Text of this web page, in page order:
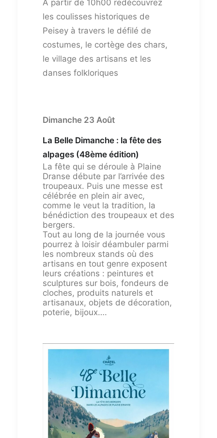
A partir de 10h00 redécouvrez
les coulisses historiques de
Peisey à travers le défilé de
costumes, le cortège des chars,
le village des artisans et les
danses folkloriques
Dimanche 23 Août
La Belle Dimanche : la fête des
alpages (48ème édition)
La fête qui se déroule à Plaine
Dranse débute par l’arrivée des
troupeaux. Puis une messe est
célébrée en plein air avec,
comme le veut la tradition, la
bénédiction des troupeaux et des
bergers.
Tout au long de la journée vous
pourrez à loisir déambuler parmi
les nombreux stands où des
artisans en tout genre exposent
leurs créations : peintures et
sculptures sur bois, fondeurs de
cloches, produits naturels et
artisanaux, objets de décoration,
poterie, bijoux….